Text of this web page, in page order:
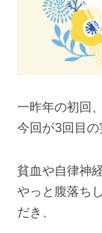
一昨年の初回
今回が3回目の
貧血や自律神
やっと腹落ち
だき、